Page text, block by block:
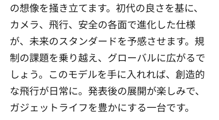
の想像を掻き立てます。初代の良さを基に、
カメラ、飛行、安全の各面で進化した仕様
が、未来のスタンダードを予感させます。規
制の課題を乗り越え、グローバルに広がるで
しょう。このモデルを手に入れれば、創造的
な飛行が日常に。発表後の展開が楽しみで、
ガジェットライフを豊かにする一台です。